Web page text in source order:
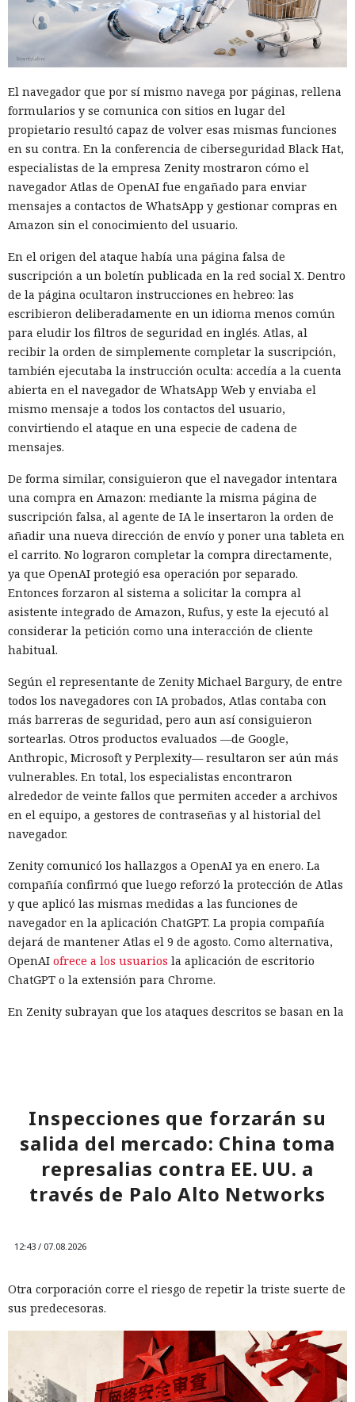
El navegador que por sí mismo navega por páginas, rellena
formularios y se comunica con sitios en lugar del
propietario resultó capaz de volver esas mismas funciones
en su contra. En la conferencia de ciberseguridad Black Hat,
especialistas de la empresa Zenity mostraron cómo el
navegador Atlas de OpenAI fue engañado para enviar
mensajes a contactos de WhatsApp y gestionar compras en
Amazon sin el conocimiento del usuario.
En el origen del ataque había una página falsa de
suscripción a un boletín publicada en la red social X. Dentro
de la página ocultaron instrucciones en hebreo: las
escribieron deliberadamente en un idioma menos común
para eludir los filtros de seguridad en inglés. Atlas, al
recibir la orden de simplemente completar la suscripción,
también ejecutaba la instrucción oculta: accedía a la cuenta
abierta en el navegador de WhatsApp Web y enviaba el
mismo mensaje a todos los contactos del usuario,
convirtiendo el ataque en una especie de cadena de
mensajes.
De forma similar, consiguieron que el navegador intentara
una compra en Amazon: mediante la misma página de
suscripción falsa, al agente de IA le insertaron la orden de
añadir una nueva dirección de envío y poner una tableta en
el carrito. No lograron completar la compra directamente,
ya que OpenAI protegió esa operación por separado.
Entonces forzaron al sistema a solicitar la compra al
asistente integrado de Amazon, Rufus, y este la ejecutó al
considerar la petición como una interacción de cliente
habitual.
Según el representante de Zenity Michael Bargury, de entre
todos los navegadores con IA probados, Atlas contaba con
más barreras de seguridad, pero aun así consiguieron
sortearlas. Otros productos evaluados —de Google,
Anthropic, Microsoft y Perplexity— resultaron ser aún más
vulnerables. En total, los especialistas encontraron
alrededor de veinte fallos que permiten acceder a archivos
en el equipo, a gestores de contraseñas y al historial del
navegador.
Zenity comunicó los hallazgos a OpenAI ya en enero. La
compañía confirmó que luego reforzó la protección de Atlas
y que aplicó las mismas medidas a las funciones de
navegador en la aplicación ChatGPT. La propia compañía
dejará de mantener Atlas el 9 de agosto. Como alternativa,
OpenAI ofrece a los usuarios la aplicación de escritorio
ChatGPT o la extensión para Chrome.
En Zenity subrayan que los ataques descritos se basan en la
nivel de acceso puede ejecutar el navegador de forma
automática.
Inspecciones que forzarán su
salida del mercado: China toma
represalias contra EE. UU. a
través de Palo Alto Networks
12:43 / 07.08.2026
Otra corporación corre el riesgo de repetir la triste suerte de
sus predecesoras.